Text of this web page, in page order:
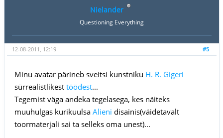
Nielander
Questioning Everything
#5
12-08-2011, 12:19
Minu avatar pärineb sveitsi kunstniku H. R. Gigeri
sürrealistlikest töödest...
Tegemist väga andeka tegelasega, kes näiteks
muuhulgas kurikuulsa Alieni disainis(väidetavalt
toormaterjali sai ta selleks oma unest)...